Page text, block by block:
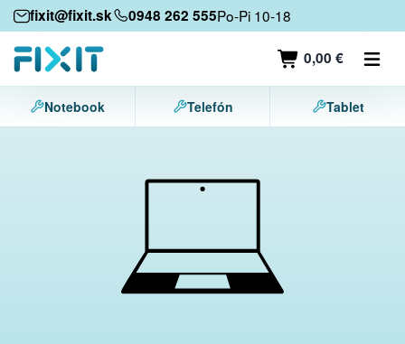
fixit@fixit.sk 0948 262 555Po-Pi 10-18
0,00 €
Mobilné zariadenia
Mobilné telefóny
Tablety
Notebook Telefón Tablet